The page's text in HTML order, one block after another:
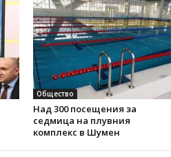
Общество
Над 300 посещения за
седмица на плувния
комплекс в Шумен